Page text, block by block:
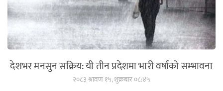
देशभर मनसुन सक्रिय: यी तीन प्रदेशमा भारी वर्षाको सम्भावना
२०८३ श्रावण १५, शुक्रबार ०८:४५